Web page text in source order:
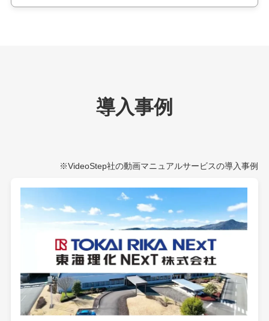
導入事例
※VideoStep社の動画マニュアルサービスの導入事例